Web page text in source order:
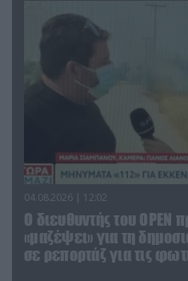
04.08.2026 | 12:02
O διευθυντής του OPEN
«μαζέψει» για τη
σε ρεπορτάζ για τις